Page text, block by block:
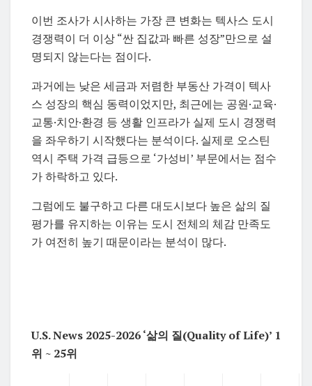
이번 조사가 시사하는 가장 큰 변화는 텍사스 도시
경쟁력이 더 이상 “싼 집값과 빠른 성장”만으로 설
명되지 않는다는 점이다.
과거에는 낮은 세금과 저렴한 부동산 가격이 텍사
스 성장의 핵심 동력이었지만, 최근에는 공원·교육·
교통·치안·환경 등 생활 인프라가 실제 도시 경쟁력
을 좌우하기 시작했다는 분석이다. 실제로 오스틴
역시 주택 가격 급등으로 ‘가성비’ 부문에서는 점수
가 하락하고 있다.
그럼에도 불구하고 다른 대도시보다 높은 삶의 질
평가를 유지하는 이유는 도시 전체의 체감 만족도
가 여전히 높기 때문이라는 분석이 많다.
U.S. News 2025-2026 ‘삶의 질(Quality of Life)’ 1
위 ~ 25위